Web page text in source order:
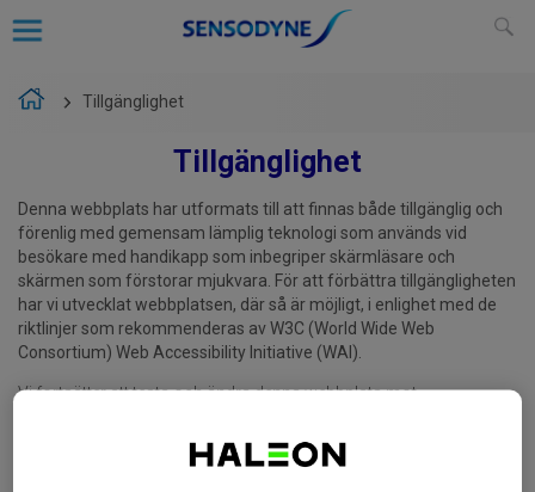
Tillgänglighet
Tillgänglighet
Denna webbplats har utformats till att finnas både tillgänglig och
förenlig med gemensam lämplig teknologi som används vid
besökare med handikapp som inbegriper skärmläsare och
skärmen som förstorar mjukvara. För att förbättra tillgängligheten
har vi utvecklat webbplatsen, där så är möjligt, i enlighet med de
riktlinjer som rekommenderas av W3C (World Wide Web
Consortium) Web Accessibility Initiative (WAI).
Vi fortsätter att testa och ändra denna webbplats mot
tillgänglighetsstandarder eller har problem med att få åtkomst till
kontaktar du oss .